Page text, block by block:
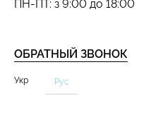
ОБРАТНЫЙ ЗВОНОК
ПН-ПТ: з 9:00 до 18:00
Укр Рус